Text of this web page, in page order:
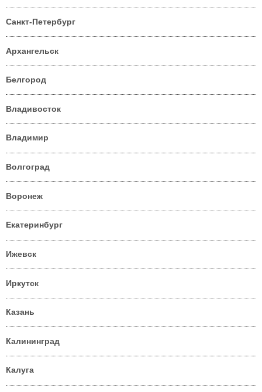
Санкт-Петербург
Архангельск
Белгород
Владивосток
Владимир
Волгоград
Воронеж
Екатеринбург
Ижевск
Иркутск
Казань
Калининград
Калуга